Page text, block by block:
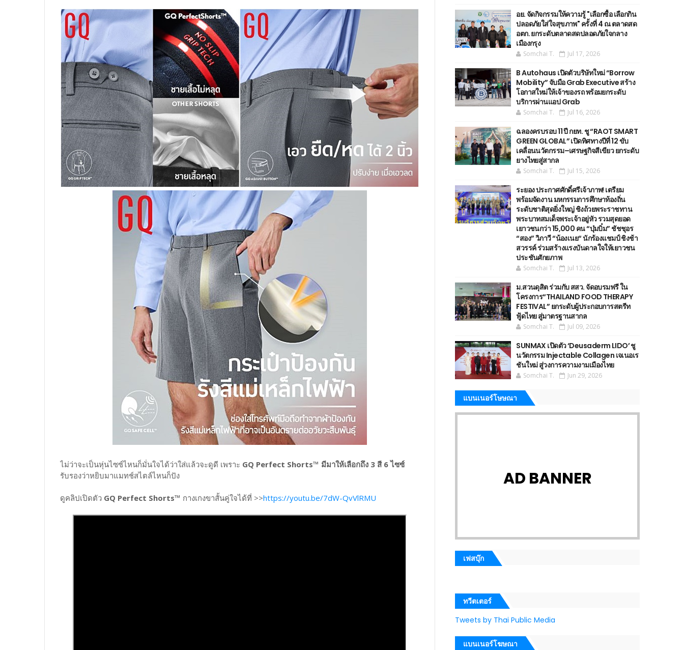
ไม่ว่าจะเป็นหุ่นไซซ์ไหนก็มั่นใจได้ว่าใส่แล้วจะดูดี เพราะ GQ Perfect Shorts™ มีมาให้เลือกถึง 3 สี 6 ไซซ์
รับรองว่าหยิบมาแมทช์สไตล์ไหนก็ปัง
ดูคลิปเปิดตัว GQ Perfect Shorts™ กางเกงขาสั้นคู่ใจได้ที่ >>https://youtu.be/7dW-QvVlRMU
อย. จัดกิจกรรมให้ความรู้ "เลือกซื้อ เลือกกิน
ปลอดภัยใส่ใจสุขภาพ" ครั้งที่ 4 ณ ตลาดสด
อตก. ยกระดับตลาดสดปลอดภัยใจกลาง
เมืองกรุง
Somchai T. Jul 17, 2026
B Autohaus เปิดตัวบริษัทใหม่ “Borrow
Mobility” จับมือ Grab Executive สร้าง
โอกาสใหม่ให้เจ้าของรถ พร้อมยกระดับ
บริการผ่านแอป Grab
Somchai T. Jul 16, 2026
ฉลองครบรอบ 11 ปี กยท. ชู “RAOT SMART
GREEN GLOBAL” เปิดทิศทางปีที่ 12 ขับ
เคลื่อนนวัตกรรม–เศรษฐกิจสีเขียว ยกระดับ
ยางไทยสู่สากล
Somchai T. Jul 15, 2026
ระยอง ประกาศศักดิ์ศรีเจ้าภาพ! เตรียม
พร้อมจัดงาน มหกรรมการศึกษาท้องถิ่น
ระดับชาติสุดยิ่งใหญ่ ชิงถ้วยพระราชทาน
พระบาทสมเด็จพระเจ้าอยู่หัว รวมสุดยอด
เยาวชนกว่า 15,000 คน “บุ๋มบิ๋ม” ชัชชุอร
“สอง” วิภาวี “น้องเนย“ นักร้องแชมป์ ชิงช้า
สวรรค์ ร่วมสร้างแรงบันดาลใจให้เยาวชน
ประชันศักยภาพ
Somchai T. Jul 13, 2026
ม.สวนดุสิต ร่วมกับ สสว. จัดอบรมฟรี ใน
โครงการ“THAILAND FOOD THERAPY
FESTIVAL” ยกระดับผู้ประกอบการสตรีท
ฟู้ดไทย สู่มาตรฐานสากล
Somchai T. Jul 09, 2026
SUNMAX เปิดตัว ‘Deusaderm LIDO’ ชู
นวัตกรรม Injectable Collagen เจเนอเร
ชันใหม่ สู่วงการความงามเมืองไทย
Somchai T. Jun 29, 2026
แบนเนอร์โษษณา
AD BANNER
เฟสบุ๊ก
ทวีตเตอร์
Tweets by Thai Public Media
แบนเนอร์โฆษณา